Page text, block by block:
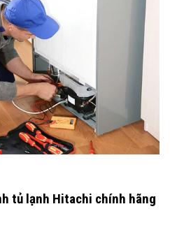
tủ lạnh Hitachi chính hãng